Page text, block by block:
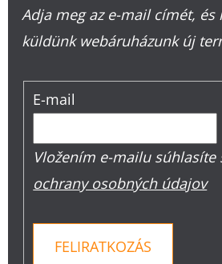
Adja meg az e-mail címét, és
küldünk webáruházunk új
E-mail
Vložením e-mailu súhlasíte
ochrany osobných údajov
FELIRATKOZÁS